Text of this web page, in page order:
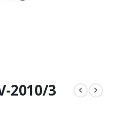
2010/3